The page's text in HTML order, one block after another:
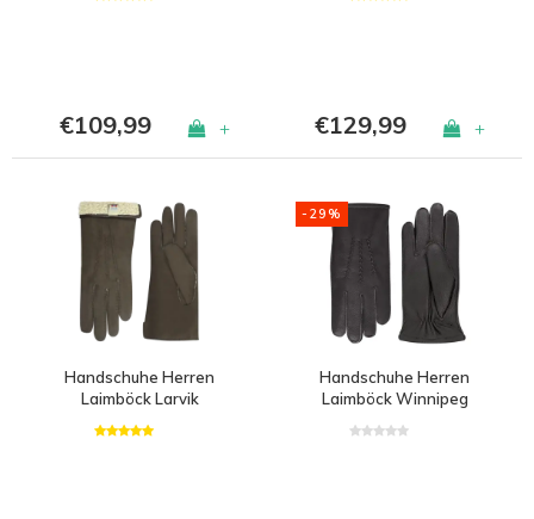
€109,99 + €129,99 +
Handschuhe Herren
Laimböck Larvik
-29%
Handschuhe Herren
Laimböck Winnipeg